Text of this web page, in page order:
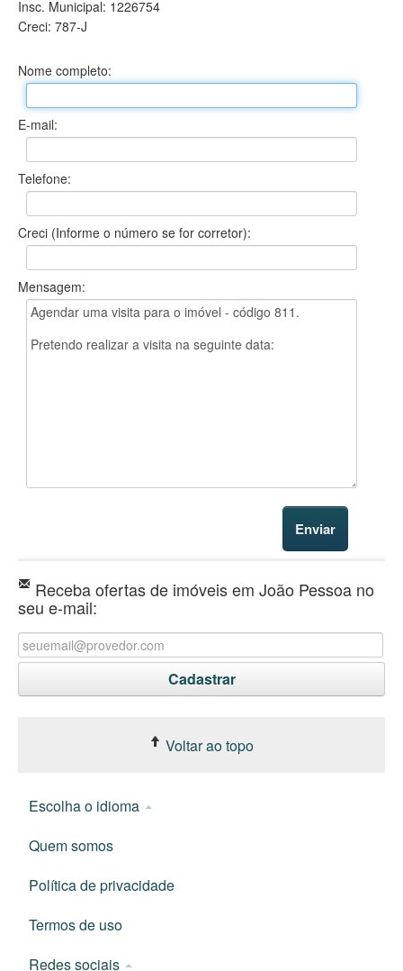
Insc. Municipal: 1226754
Creci: 787-J
Nome completo:
E-mail:
Telefone:
Creci (Informe o número se for corretor):
Mensagem:
Receba ofertas de imóveis em João Pessoa no
seu e-mail:
Voltar ao topo
Escolha o idioma
Quem somos
Política de privacidade
Termos de uso
Redes sociais